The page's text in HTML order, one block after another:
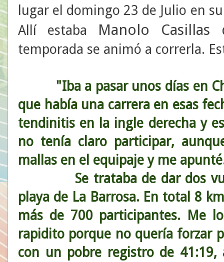
lugar el domingo 23 de Julio en
Allí estaba Manolo Casillas
temporada se animó a correrla.
"Iba a pasar unos días en
que había una carrera en esas
tendinitis en la ingle derecha y
no tenía claro participar,
mallas en el equipaje y me
Se trataba de dar dos
playa de La Barrosa. En total 8
más de 700 participantes. Me
rapidito porque no quería forzar
con un pobre registro de 41:19,